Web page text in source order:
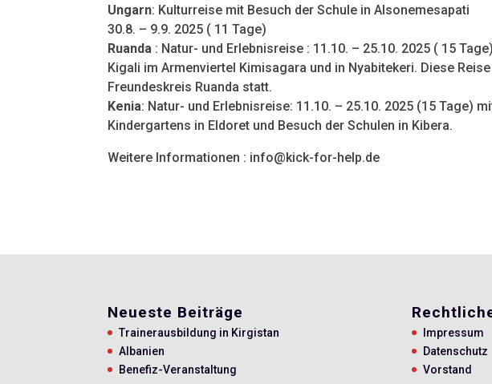
Ungarn: Kulturreise mit Besuch der Schule in Alsonemesapati
30.8. – 9.9. 2025 ( 11 Tage)
Ruanda : Natur- und Erlebnisreise : 11.10. – 25.10. 2025 ( 15
Kigali im Armenviertel Kimisagara und in Nyabitekeri. Diese
Freundeskreis Ruanda statt.
Kenia: Natur- und Erlebnisreise: 11.10. – 25.10. 2025 (15 Tage)
Kindergartens in Eldoret und Besuch der Schulen in Kibera.
Weitere Informationen : info@kick-for-help.de
Neueste Beiträge
Trainerausbildung in Kirgistan
Albanien
Benefiz-Veranstaltung
Impressum
Datenschutz
Vorstand